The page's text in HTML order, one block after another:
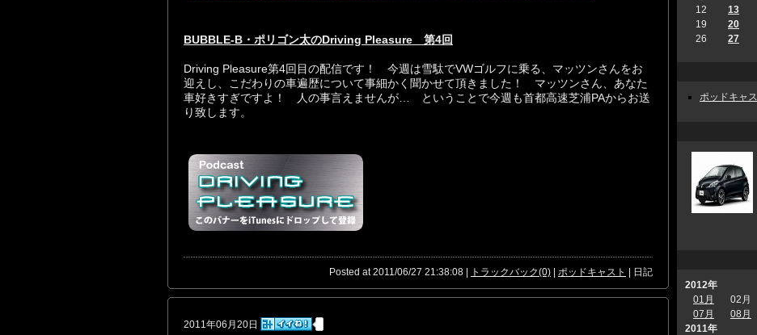
BUBBLE-B・ポリゴン太のDriving Pleasure 第4回
Driving Pleasure第4回目の配信です！ 今週は雪駄でVWゴルフに乗る、マッツンさんをお
迎えし、こだわりの車遍歴について事細かく聞かせて頂きました！ マッツンさん、あなた
車好きすぎですよ！ 人の事言えませんが… ということで今週も首都高速芝浦PAからお送
り致します。
Posted at 2011/06/27 21:38:08 | トラックバック(0) | ポッドキャスト | 日記
2011年06月20日
12
13
19
20
26
27
ポッドキャ
2012年
01月
02月
07月
08月
2011年